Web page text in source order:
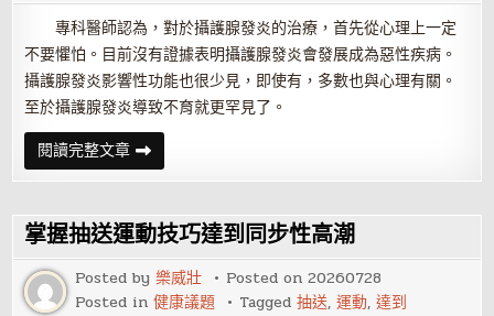
專科醫師認為，對於攝護腺發炎的治療，首先從心理上一定
不要懼怕。目前沒有證據表明攝護腺發炎會發展成為惡性疾病。
攝護腺發炎影響性功能也很少見，即使有，多數也與心理有關。
至於攝護腺發炎導致不育就更罕見了。
閱讀完整文章如
何
趕
煩
人
的
攝
護
腺
發
掌握抽送運動技巧達到同步性高潮
Posted by樂威壯 Posted on20260728
Posted in健康議題 Tagged抽送,運動,達到